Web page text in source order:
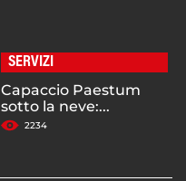
SERVIZI
Capaccio Paestum
sotto la neve:...
2234